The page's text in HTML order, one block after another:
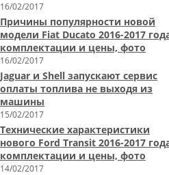
16/02/2017
Причины популярности новой
модели Fiat Ducato 2016-2017
комплектации и цены, фото
16/02/2017
Jaguar и Shell запускают сервис
оплаты топлива не выходя из
машины
15/02/2017
Технические характеристики
нового Ford Transit 2016-2017
комплектации и цены, фото
14/02/2017